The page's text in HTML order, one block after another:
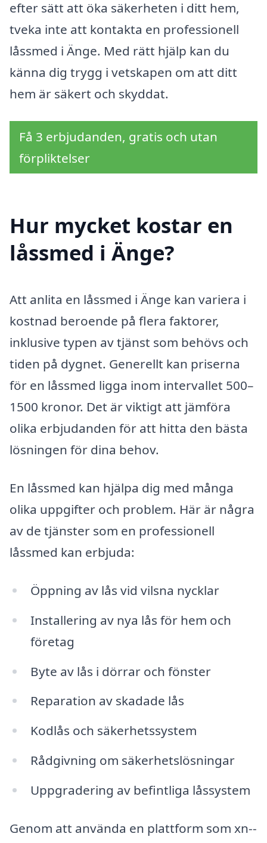
efter sätt att öka säkerheten i ditt hem,
tveka inte att kontakta en professionell
låssmed i Änge. Med rätt hjälp kan du
känna dig trygg i vetskapen om att ditt
hem är säkert och skyddat.
Få 3 erbjudanden, gratis och utan
förpliktelser
Hur mycket kostar en
låssmed i Änge?
Att anlita en låssmed i Änge kan variera i
kostnad beroende på flera faktorer,
inklusive typen av tjänst som behövs och
tiden på dygnet. Generellt kan priserna
för en låssmed ligga inom intervallet 500–
1500 kronor. Det är viktigt att jämföra
olika erbjudanden för att hitta den bästa
lösningen för dina behov.
En låssmed kan hjälpa dig med många
olika uppgifter och problem. Här är några
av de tjänster som en professionell
låssmed kan erbjuda:
Öppning av lås vid vilsna nycklar
Installering av nya lås för hem och
företag
Byte av lås i dörrar och fönster
Reparation av skadade lås
Kodlås och säkerhetssystem
Rådgivning om säkerhetslösningar
Uppgradering av befintliga låssystem
Genom att använda en plattform som xn--